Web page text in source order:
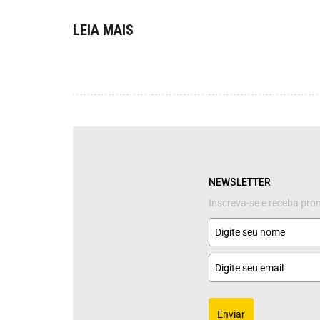
LEIA MAIS
NEWSLETTER
Inscreva-se e receba
Enviar